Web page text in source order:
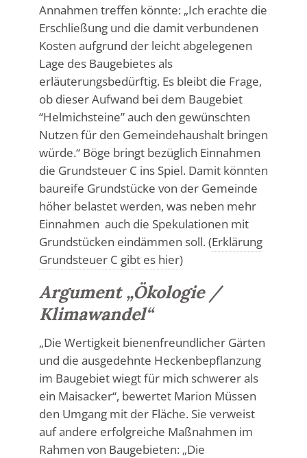
Annahmen treffen könnte: „Ich erachte die
Erschließung und die damit verbundenen
Kosten aufgrund der leicht abgelegenen
Lage des Baugebietes als
erläuterungsbedürftig. Es bleibt die Frage,
ob dieser Aufwand bei dem Baugebiet
“Helmichsteine” auch den gewünschten
Nutzen für den Gemeindehaushalt bringen
würde.“ Böge bringt bezüglich Einnahmen
die Grundsteuer C ins Spiel. Damit könnten
baureife Grundstücke von der Gemeinde
höher belastet werden, was neben mehr
Einnahmen auch die Spekulationen mit
Grundstücken eindämmen soll. (Erklärung
Grundsteuer C gibt es hier)
Argument „Ökologie /
Klimawandel“
„Die Wertigkeit bienenfreundlicher Gärten
und die ausgedehnte Heckenbepflanzung
im Baugebiet wiegt für mich schwerer als
ein Maisacker“, bewertet Marion Müssen
den Umgang mit der Fläche. Sie verweist
auf andere erfolgreiche Maßnahmen im
Rahmen von Baugebieten: „Die